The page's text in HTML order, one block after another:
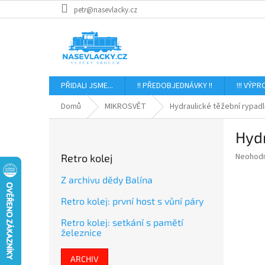
na
petr@nasevlacky.cz
PŘIDALI JSME... !! PŘEDOBJEDNÁVKY !! !!!
Domů
MIKROSVĚT Hydraulické těžební
Retro kolej
Z archivu dědy Balína
Retro kolej: první host s vůní páry
Retro kolej: setkání s pamětí
železnice
ARCHIV